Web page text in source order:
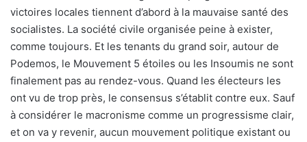
victoires locales tiennent d’abord à la mauvaise santé des
socialistes. La société civile organisée peine à exister,
comme toujours. Et les tenants du grand soir, autour de
Podemos, le Mouvement 5 étoiles ou les Insoumis ne sont
finalement pas au rendez-vous. Quand les électeurs les
ont vu de trop près, le consensus s’établit contre eux. Sauf
à considérer le macronisme comme un progressisme clair,
et on va y revenir, aucun mouvement politique existant ou